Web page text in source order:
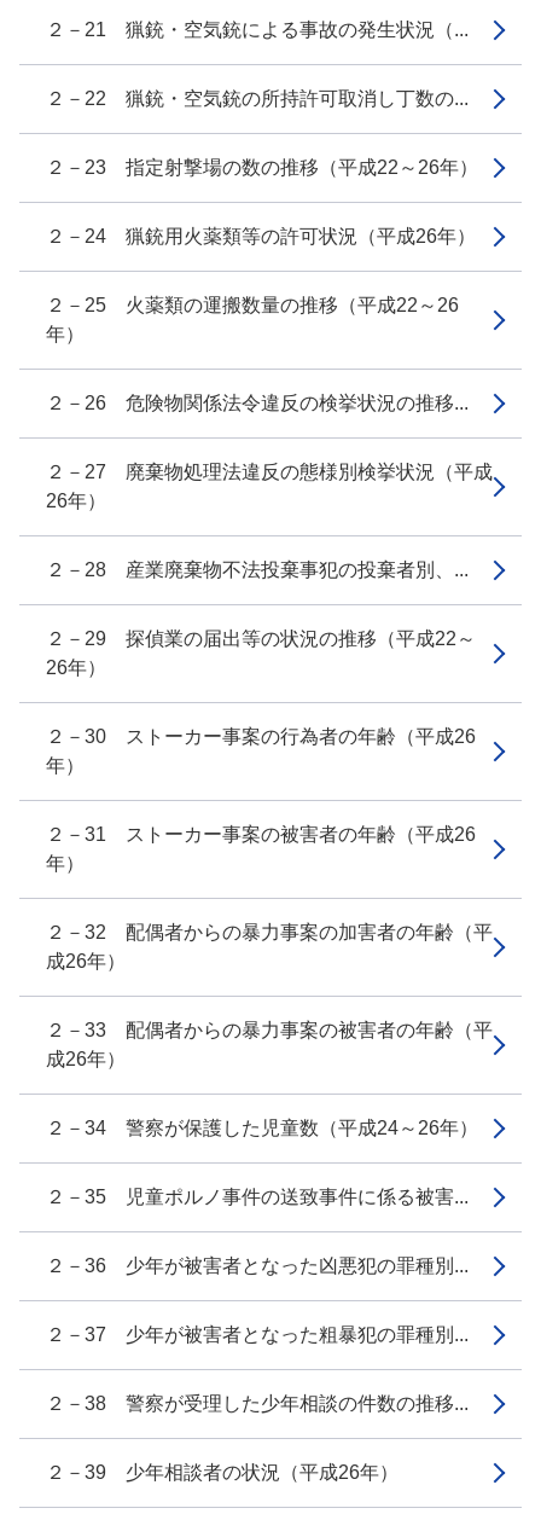
２－21 猟銃・空気銃による事故の発生状況（...
２－22 猟銃・空気銃の所持許可取消し丁数の...
２－23 指定射撃場の数の推移（平成22～26年）
２－24 猟銃用火薬類等の許可状況（平成26年）
２－25 火薬類の運搬数量の推移（平成22～26
年）
２－26 危険物関係法令違反の検挙状況の推移...
２－27 廃棄物処理法違反の態様別検挙状況（平成
26年）
２－28 産業廃棄物不法投棄事犯の投棄者別、...
２－29 探偵業の届出等の状況の推移（平成22～
26年）
２－30 ストーカー事案の行為者の年齢（平成26
年）
２－31 ストーカー事案の被害者の年齢（平成26
年）
２－32 配偶者からの暴力事案の加害者の年齢（平
成26年）
２－33 配偶者からの暴力事案の被害者の年齢（平
成26年）
２－34 警察が保護した児童数（平成24～26年）
２－35 児童ポルノ事件の送致事件に係る被害...
２－36 少年が被害者となった凶悪犯の罪種別...
２－37 少年が被害者となった粗暴犯の罪種別...
２－38 警察が受理した少年相談の件数の推移...
２－39 少年相談者の状況（平成26年）